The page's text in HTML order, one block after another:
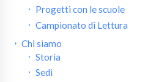
Progetti con le scuole
Campionato di Lettura
Chi siamo
Storia
Sedi